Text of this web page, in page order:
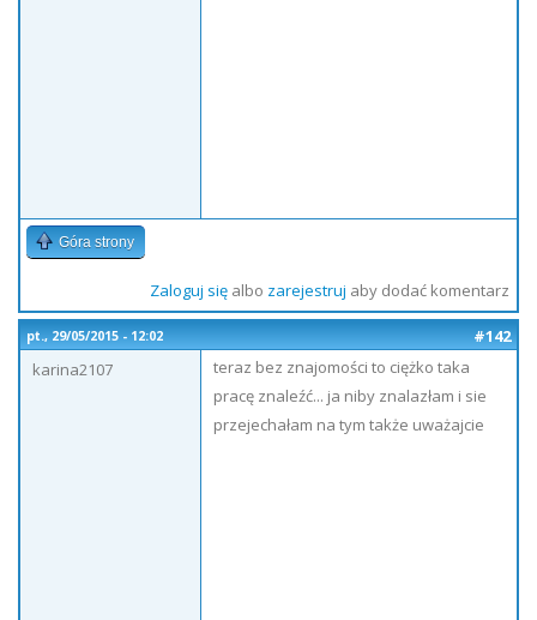
Góra strony
Zaloguj sięalbo zarejestruj aby dodać komentarz
pt., 29/05/2015 - 12:02
#142
karina2107
teraz bez znajomości to ciężko taka
pracę znaleźć... ja niby znalazłam i sie
przejechałam na tym także uważajcie